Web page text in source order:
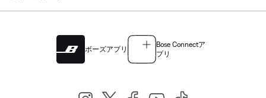
ボーズアプリ
Bose Connectア
プリ